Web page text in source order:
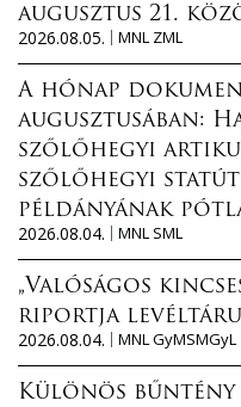
augusztus 21.
2026.08.05.
MNL ZML
A hónap
augusztusában:
szőlőhegyi
szőlőhegyi
példányának
2026.08.04.
MNL SML
„Valóságos
riportja
2026.08.04.
MNL GyMSMGyL
Különös bűntény